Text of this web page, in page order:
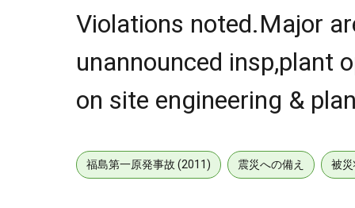
Violations noted.Major
unannounced insp,plant
on site engineering &
福島第一原発事故 (2011) 震災への備え 被災